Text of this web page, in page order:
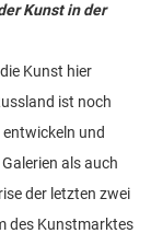
Kunst in der
Kunst hier
ist noch
und
als auch
der letzten zwei
des Kunstmarktes